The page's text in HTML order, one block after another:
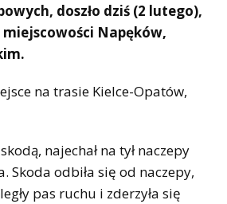
doszło dziś (2 lutego),
miejscowości Napęków,
na trasie Kielce-Opatów,
najechał na tył naczepy
Skoda odbiła się od naczepy,
pas ruchu i zderzyła się